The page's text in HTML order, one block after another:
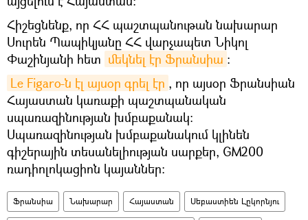
Հիշեցնենք, որ ՀՀ պաշտպանութան նախարար
Սուրեն Պապիկյանը ՀՀ վարչապետ Նիկոլ
Փաշինյանի հետ մեկնել էր Ֆրանսիա ։
Le Figaro-ն էլ այսօր գրել էր , որ այսօր Ֆրանսիան
Հայաստան կառաքի պաշտպանական
սպառազինության խմբաքանակ։
Սպառազինության խմբաքանակում կլինեն
գիշերային տեսանելիության սարքեր, GM200
ռադիոլոկացիոն կայաններ։
Ֆրանսիա Նախարար Հայաստան Սեբաստիեն Լըկորնյու